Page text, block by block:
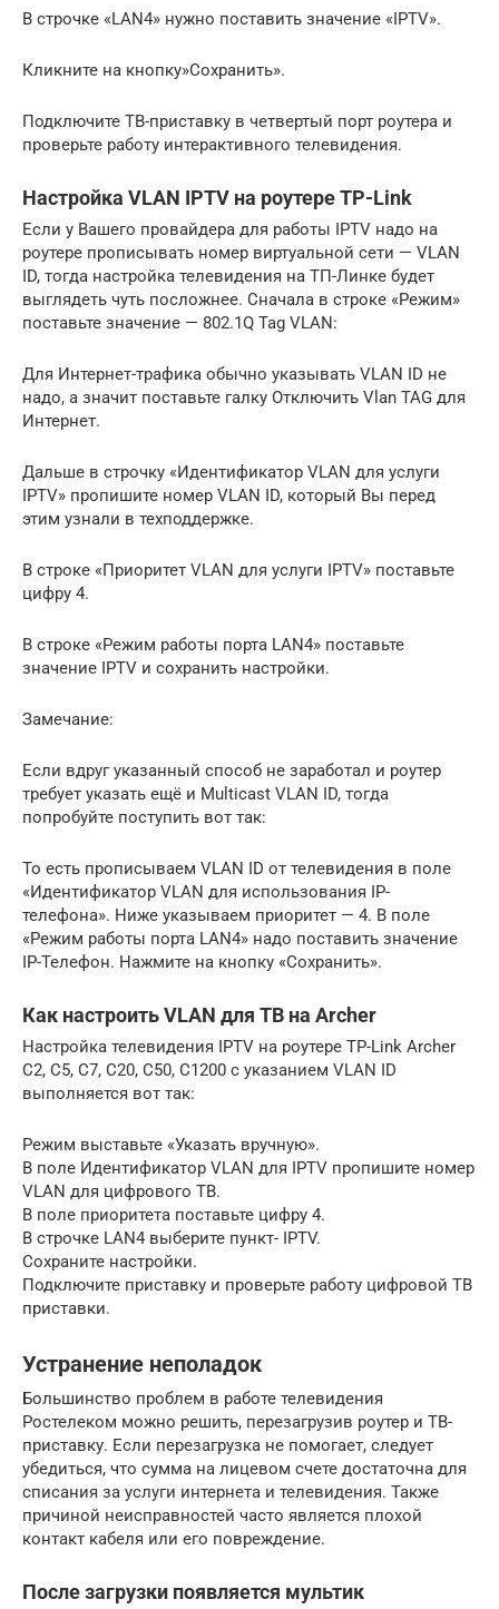
В строчке «LAN4» нужно поставить значение «IPTV».
Кликните на кнопку»Сохранить».
Подключите ТВ-приставку в четвертый порт роутера и
проверьте работу интерактивного телевидения.
Настройка VLAN IPTV на роутере TP-Link
Если у Вашего провайдера для работы IPTV надо на
роутере прописывать номер виртуальной сети — VLAN
ID, тогда настройка телевидения на ТП-Линке будет
выглядеть чуть посложнее. Сначала в строке «Режим»
поставьте значение — 802.1Q Tag VLAN:
Для Интернет-трафика обычно указывать VLAN ID не
надо, а значит поставьте галку Отключить Vlan TAG для
Интернет.
Дальше в строчку «Идентификатор VLAN для услуги
IPTV» пропишите номер VLAN ID, который Вы перед
этим узнали в техподдержке.
В строке «Приоритет VLAN для услуги IPTV» поставьте
цифру 4.
В строке «Режим работы порта LAN4» поставьте
значение IPTV и сохранить настройки.
Замечание:
Если вдруг указанный способ не заработал и роутер
требует указать ещё и Multicast VLAN ID, тогда
попробуйте поступить вот так:
То есть прописываем VLAN ID от телевидения в поле
«Идентификатор VLAN для использования IP-
телефона». Ниже указываем приоритет — 4. В поле
«Режим работы порта LAN4» надо поставить значение
IP-Телефон. Нажмите на кнопку «Сохранить».
Как настроить VLAN для ТВ на Archer
Настройка телевидения IPTV на роутере TP-Link Archer
C2, C5, C7, C20, C50, C1200 с указанием VLAN ID
выполняется вот так:
Режим выставьте «Указать вручную».
В поле Идентификатор VLAN для IPTV пропишите номер
VLAN для цифрового ТВ.
В поле приоритета поставьте цифру 4.
В строчке LAN4 выберите пункт- IPTV.
Сохраните настройки.
Подключите приставку и проверьте работу цифровой ТВ
приставки.
Устранение неполадок
Большинство проблем в работе телевидения
Ростелеком можно решить, перезагрузив роутер и ТВ-
приставку. Если перезагрузка не помогает, следует
убедиться, что сумма на лицевом счете достаточна для
списания за услуги интернета и телевидения. Также
причиной неисправностей часто является плохой
контакт кабеля или его повреждение.
После загрузки появляется мультик